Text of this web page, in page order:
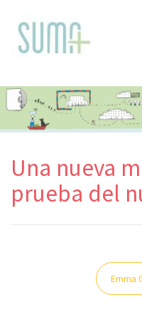
content
Una nueva
prueba del
Navegación
Emma